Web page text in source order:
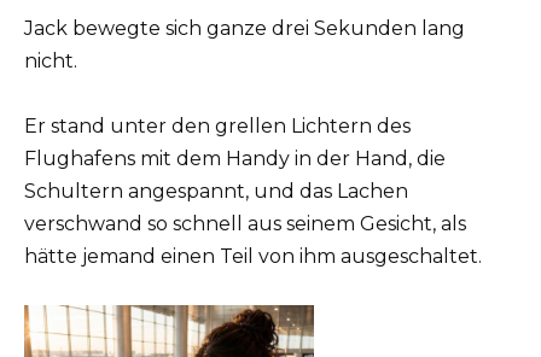
Jack bewegte sich ganze drei Sekunden lang
nicht.
Er stand unter den grellen Lichtern des
Flughafens mit dem Handy in der Hand, die
Schultern angespannt, und das Lachen
verschwand so schnell aus seinem Gesicht, als
hätte jemand einen Teil von ihm ausgeschaltet.